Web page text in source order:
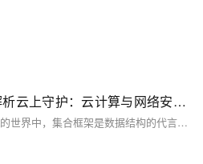
Java中的集合框架深度解析云上守护：云计算与网络安全的协同进化
【8月更文挑战第29天】在Java的世界中，集合框架是数据结构的代言人。它不仅让数据存储变得优雅而高效，还为程序员提供了一套丰富的工具箱。本文将带你深入理解集合框架的设计哲学，探索其背后的原理，并分享一些实用的使用技巧。无论你是初学者还是资深开发者，这篇文章都将为你打开一扇通往高效编程的大门。